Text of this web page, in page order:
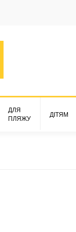
ДЛЯ
ПЛЯЖУ
ДІТЯМ